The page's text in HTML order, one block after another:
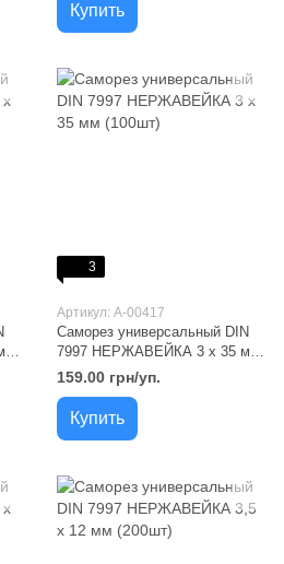
Купить
3
Артикул: A-00417
Саморез универсальный DIN
7997 НЕРЖАВЕЙКА 3 х 35 мм
(100шт)
159.00 грн/уп.
Купить